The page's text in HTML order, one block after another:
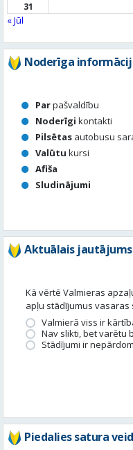
31
« Jūl
Noderīga
Parpašvaldību
Noderīgi kontakti
Pilsētas autobusu
Valūtu kursi
Afiša
Sludinājumi
Aktuālais jautājums
Kā vērtē Valmieras
apļu stādījumus vasaras
Valmierā viss ir
Nav slikti, bet varētu
Stādījumi ir
Piedalies satura